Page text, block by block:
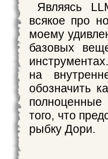
Являясь
всякое про
моему
базовых
на
обозначить
того, что
рыбку Дори.